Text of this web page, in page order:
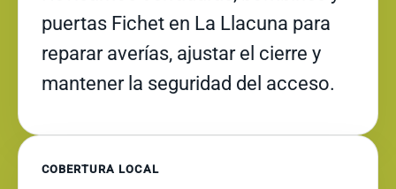
puertas Fichet en La Llacuna para
reparar averías, ajustar el cierre y
mantener la seguridad del acceso.
COBERTURA LOCAL